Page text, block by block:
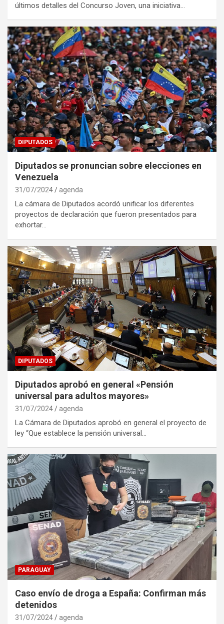
últimos detalles del Concurso Joven, una iniciativa…
DIPUTADOS
Diputados se pronuncian sobre elecciones en
Venezuela
31/07/2024 agenda
La cámara de Diputados acordó unificar los diferentes
proyectos de declaración que fueron presentados para
exhortar…
DIPUTADOS
Diputados aprobó en general «Pensión
universal para adultos mayores»
31/07/2024 agenda
La Cámara de Diputados aprobó en general el proyecto de
ley “Que establece la pensión universal…
PARAGUAY
Caso envío de droga a España: Confirman más
detenidos
31/07/2024 agenda